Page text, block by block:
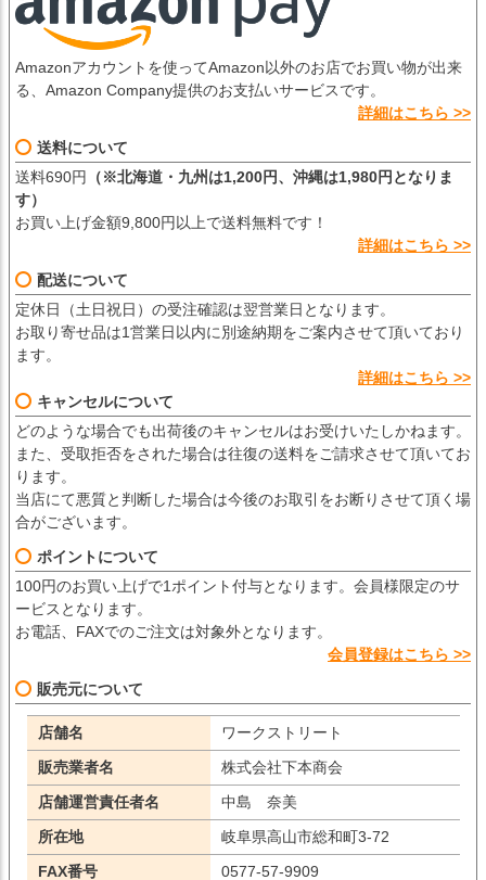
Amazonアカウントを使ってAmazon以外のお店でお買い物が出来
る、Amazon Company提供のお支払いサービスです。
詳細はこちら >>
送料について
送料690円 （※北海道・九州は1,200円、沖縄は1,980円となりま
す）
お買い上げ金額9,800円以上で送料無料です！
詳細はこちら >>
配送について
定休日（土日祝日）の受注確認は翌営業日となります。
お取り寄せ品は1営業日以内に別途納期をご案内させて頂いており
ます。
詳細はこちら >>
キャンセルについて
どのような場合でも出荷後のキャンセルはお受けいたしかねます。
また、受取拒否をされた場合は往復の送料をご請求させて頂いてお
ります。
当店にて悪質と判断した場合は今後のお取引をお断りさせて頂く場
合がございます。
ポイントについて
100円のお買い上げで1ポイント付与となります。会員様限定のサ
ービスとなります。
お電話、FAXでのご注文は対象外となります。
会員登録はこちら >>
販売元について
店舗名
ワークストリート
販売業者名
株式会社下本商会
店舗運営責任者名
中島 奈美
所在地
岐阜県高山市総和町3-72
FAX番号
0577-57-9909